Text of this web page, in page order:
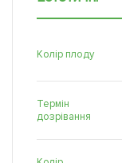
Колір плоду
Термін
дозрівання